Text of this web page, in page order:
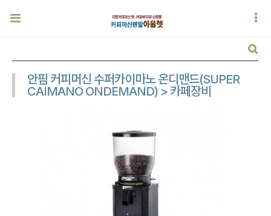
안핌 커피머신 수퍼카이마노 온디맨드(SUPER
CAIMANO ONDEMAND) > 카페장비